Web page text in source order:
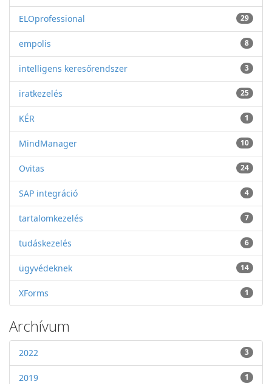
ELOprofessional 29
empolis 8
intelligens keresőrendszer 3
iratkezelés 25
KÉR 1
MindManager 10
Ovitas 24
SAP integráció 4
tartalomkezelés 7
tudáskezelés 6
ügyvédeknek 14
XForms 1
Archívum
2022 3
2019 1